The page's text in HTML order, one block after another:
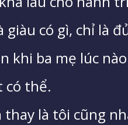
giàu có gì, chỉ là
khi ba mẹ lúc
có thể.
thay là tôi cũng